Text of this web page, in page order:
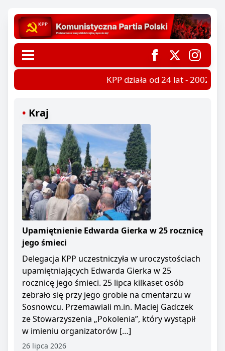
KPP działa od 24 lat - 2002-
Kraj
Upamiętnienie Edwarda Gierka w 25 rocznicę
jego śmieci
Delegacja KPP uczestniczyła w uroczystościach
upamiętniających Edwarda Gierka w 25
rocznicę jego śmieci. 25 lipca kilkaset osób
zebrało się przy jego grobie na cmentarzu w
Sosnowcu. Przemawiali m.in. Maciej Gadczek
ze Stowarzyszenia „Pokolenia”, który wystąpił
w imieniu organizatorów […]
26 lipca 2026